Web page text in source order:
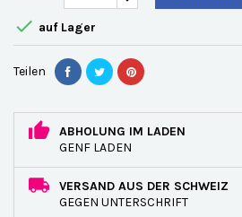
 auf Lager
Teilen
ABHOLUNG IM LADEN
GENF LADEN
VERSAND AUS DER SCHWEIZ
GEGEN UNTERSCHRIFT